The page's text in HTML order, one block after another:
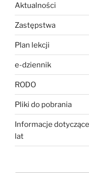
Aktualności
Zastępstwa
Plan lekcji
e-dziennik
RODO
Pliki do pobrania
Informacje
lat